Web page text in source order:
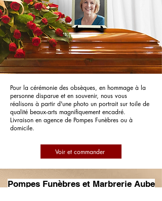
Pour la cérémonie des obsèques, en hommage à la
personne disparue et en souvenir, nous vous
réalisons à partir d'une photo un portrait sur toile de
qualité beaux-arts magnifiquement encadré.
Livraison en agence de Pompes Funèbres ou à
domicile.
Voir et commander
Pompes Funèbres et Marbrerie Aube